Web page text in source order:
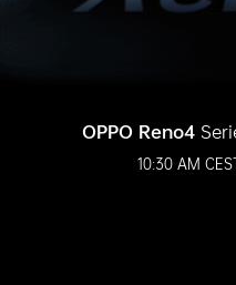
OPPO Reno4
10:30 AM